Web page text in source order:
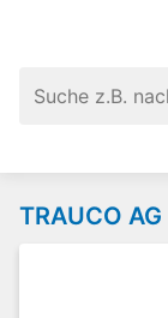
TRAUCO AG